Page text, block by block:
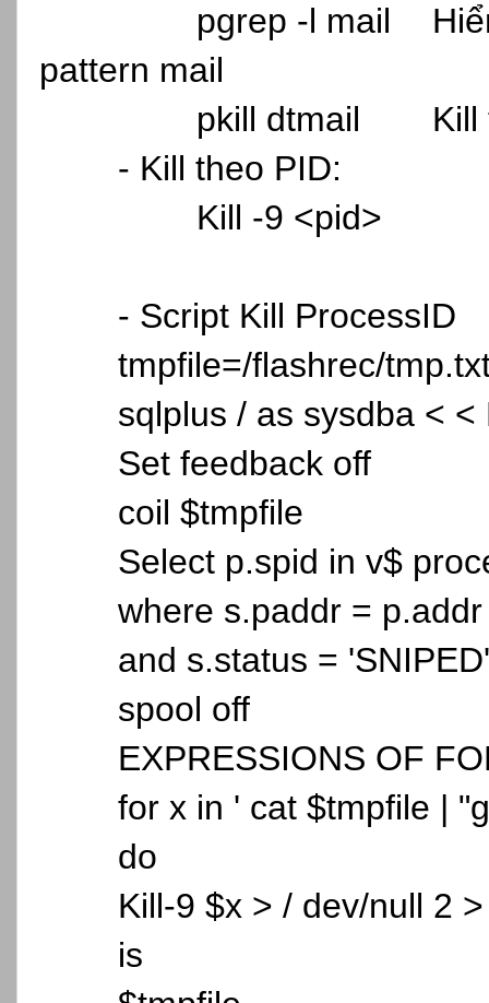
pgrep -l mail
pattern mail
pkill dtmail
Kill
- Kill theo PID:
Kill -9 <pid>
- Script Kill ProcessID
tmpfile=/flashrec/
sqlplus / as sysdba < <
Set feedback off
coil $tmpfile
Select p.spid in v$
where s.paddr = p.addr
and s.status =
spool off
EXPRESSIONS OF
for x in ' cat $tmpfile |
do
Kill-9 $x > / dev/null 2
is